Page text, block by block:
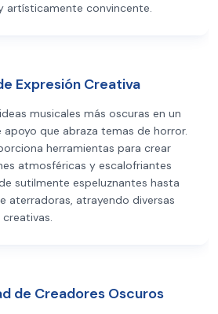
artísticamente convincente.
Expresión Creativa
musicales más oscuras en un
apoyo que abraza temas de horror.
herramientas para crear
atmosféricas y escalofriantes
sutilmente espeluznantes hasta
aterradoras, atrayendo diversas
de Creadores Oscuros